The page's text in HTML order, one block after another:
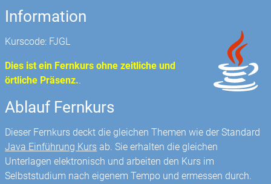
Information
Kurscode: FJGL
Dies ist ein Fernkurs ohne zeitliche und
örtliche Präsenz..
Ablauf Fernkurs
Dieser Fernkurs deckt die gleichen Themen wie der Standard
Java Einführung Kurs ab. Sie erhalten die gleichen
Unterlagen elektronisch und arbeiten den Kurs im
Selbststudium nach eigenem Tempo und ermessen durch.